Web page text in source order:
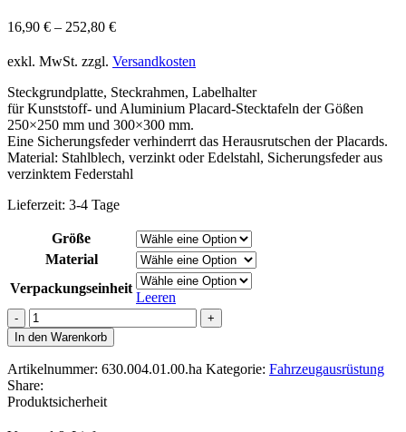
16,90 € – 252,80 €
exkl. MwSt. zzgl. Versandkosten
Steckgrundplatte, Steckrahmen, Labelhalter
für Kunststoff- und Aluminium Placard-Stecktafeln der Gößen
250×250 mm und 300×300 mm.
Eine Sicherungsfeder verhinderrt das Herausrutschen der Placards.
Material: Stahlblech, verzinkt oder Edelstahl, Sicherungsfeder aus
verzinktem Federstahl
Lieferzeit: 3-4 Tage
Größe
Material
Verpackungseinheit
Leeren
Steckgrundplatte
für
Placard-
Schilder
250x250mm
Menge
In den Warenkorb
Artikelnummer: 630.004.01.00.ha Kategorie: Fahrzeugausrüstung
Share:
Produktsicherheit